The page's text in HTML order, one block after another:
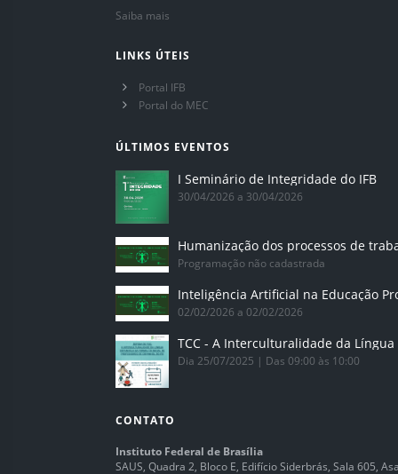
Saiba mais
LINKS ÚTEIS
Portal IFB
Portal do MEC
ÚLTIMOS EVENTOS
I Seminário de Integridade do IFB
30/04/2026 a 30/04/2026
Humanização dos processos de
Programação não cadastrada
02/02/2026 a 02/02/2026
Dia 25/07/2025 | Das 09:00 às 10:00
CONTATO
Instituto Federal de Brasília
SAUS, Quadra 2, Bloco E, Edifício Siderbrás, Sala 605,